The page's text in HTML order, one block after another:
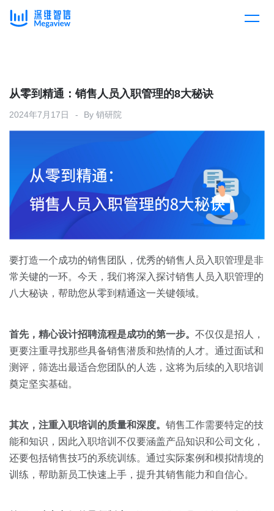
产品总览
产品集成
下载客户端
解决方案
按行业
消费医疗
汽车
房地产
按角色
销售人员
按业务场景
交易跟进
客户案例
开放平台
定价
资源中心
资源中心
白皮书
销售会话智能
关于我们
预约演示
从零到精通：销售人员入职管理的8大秘诀
2024年7月17日 By 销研院
要打造一个成功的销售团队，优秀的销售人员入职管理是非
常关键的一环。今天，我们将深入探讨销售人员入职管理的
八大秘诀，帮助您从零到精通这一关键领域。
首先，精心设计招聘流程是成功的第一步。 不仅仅是招人，
更要注重寻找那些具备销售潜质和热情的人才。通过面试和
测评，筛选出最适合您团队的人选，这将为后续的入职培训
奠定坚实基础。
其次，注重入职培训的质量和深度。 销售工作需要特定的技
能和知识，因此入职培训不仅要涵盖产品知识和公司文化，
还要包括销售技巧的系统训练。通过实际案例和模拟情境的
训练，帮助新员工快速上手，提升其销售能力和自信心。